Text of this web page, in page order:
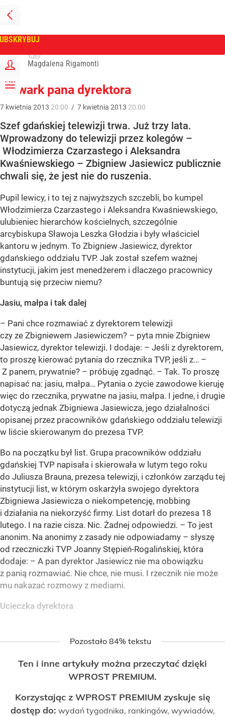
PRZEJDŹ
NA
GŁÓWNĄ
ZALOGUJ
MENU
Tygodnik Wprost
Autor:
Magdalena Rigamonti
Folwark pana dyrektora
7 kwietnia 2013 20:00 / 7 kwietnia 2013 20:00
Szef gdańskiej telewizji trwa. Już trzy lata.
Wprowadzony do telewizji przez kolegów –
Włodzimierza Czarzastego i Aleksandra
Kwaśniewskiego – Zbigniew Jasiewicz publicznie
chwali się, że jest nie do ruszenia.
Pupil lewicy, i to tej z najwyższych szczebli, bo kumpel
Włodzimierza Czarzastego i Aleksandra Kwaśniewskiego,
ulubieniec hierarchów kościelnych, szczególnie
arcybiskupa Sławoja Leszka Głodzia i były właściciel
kantoru w jednym. To Zbigniew Jasiewicz, dyrektor
gdańskiego oddziału TVP. Jak został szefem ważnej
instytucji, jakim jest menedżerem i dlaczego pracownicy
buntują się przeciw niemu?
Jasiu, małpa i tak dalej
– Pani chce rozmawiać z dyrektorem telewizji
czy ze Zbigniewem Jasiewiczem? – pyta mnie Zbigniew
Jasiewicz, dyrektor telewizji. I dodaje: – Jeśli z dyrektorem,
to proszę kierować pytania do rzecznika TVP, jeśli z… –
Z panem, prywatnie? – próbuję zgadnąć. – Tak. To proszę
napisać na: jasiu, małpa… Pytania o życie zawodowe kieruję
więc do rzecznika, prywatne na jasiu, małpa. I jedne, i drugie
dotyczą jednak Zbigniewa Jasiewicza, jego działalności
opisanej przez pracowników gdańskiego oddziału telewizji
w liście skierowanym do prezesa TVP.
Bo na początku był list. Grupa pracowników oddziału
gdańskiej TVP napisała i skierowała w lutym tego roku
do Juliusza Brauna, prezesa telewizji, i członków zarządu tej
instytucji list, w którym oskarżyła swojego dyrektora
Zbigniewa Jasiewicza o niekompetencję, mobbing
i działania na niekorzyść firmy. List dotarł do prezesa 18
lutego. I na razie cisza. Nic. Żadnej odpowiedzi. – To jest
anonim. Na anonimy z zasady nie odpowiadamy – słyszę
od rzeczniczki TVP Joanny Stępień-Rogalińskiej, która
dodaje: – A pan dyrektor Jasiewicz nie ma obowiązku
z panią rozmawiać. Nie chce, nie musi. I rzecznik nie może
mu nakazać rozmowy z mediami.
Ucieczka dyrektora
Pozostało 84% tekstu
Ten i inne artykuły można przeczytać dzięki
WPROST PREMIUM.
Korzystając z WPROST PREMIUM zyskuje się
dostęp do: wydań tygodnika, rankingów, wywiadów,